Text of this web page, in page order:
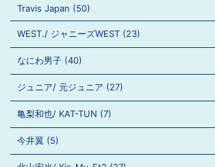
Travis Japan (50)
WEST./ ジャニーズWEST (23)
なにわ男子 (40)
ジュニア/ 元ジュニア (27)
亀梨和也/ KAT-TUN (7)
今井翼 (5)